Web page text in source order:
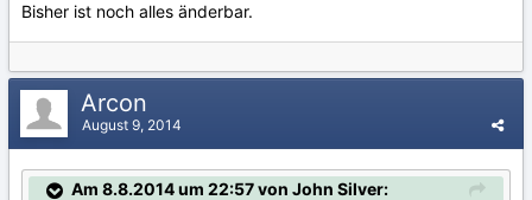
Bisher ist noch alles änderbar.
Arcon
August 9, 2014
Am 8.8.2014 um 22:57 von John Silver: